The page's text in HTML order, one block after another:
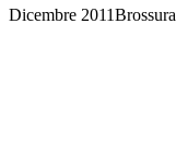
Dicembre